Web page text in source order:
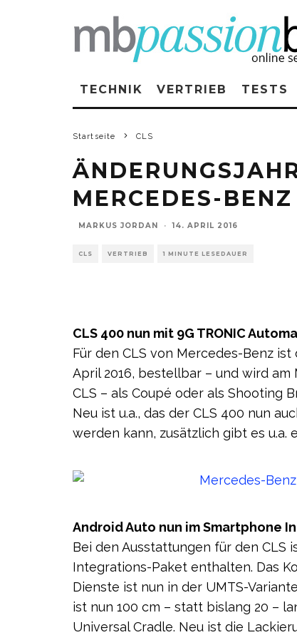
TECHNIK VERTRIEB TESTS
Startseite CLS
MERCEDES-BENZ
MARKUS JORDAN · 14. APRIL 2016
CLS VERTRIEB 1 MINUTE LESEDAUER
CLS 400 nun mit 9G TRONIC
Für den CLS von Mercedes-Benz ist
April 2016, bestellbar – und wird
CLS – als Coupé oder als Shooting
Neu ist u.a., das der CLS 400 nun
werden kann, zusätzlich gibt es u.a.
Android Auto nun im Smartphone
Bei den Ausstattungen für den CLS
Integrations-Paket enthalten. Das
Dienste ist nun in der UMTS-
ist nun 100 cm – statt bislang 20 –
Universal Cradle. Neu ist die